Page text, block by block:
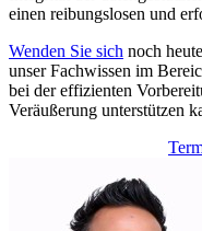
einen reibungslosen und
Wenden Sie sich noch heute
unser Fachwissen im
bei der effizienten
Veräußerung unterstützen